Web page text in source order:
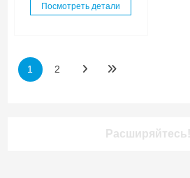
Посмотреть детали
1 2
Расширяйтесь!